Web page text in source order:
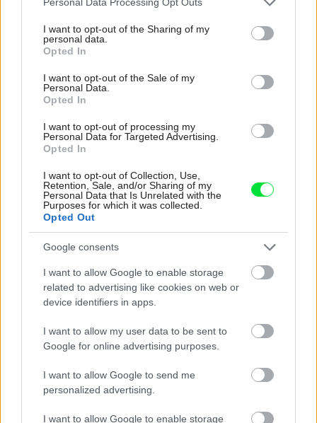
not limited to your visit or usage behaviour. You may click to
grant or deny consent to Google and its third-party tags to
use your data for below specified purposes in below Google
consent section.
I want to opt-out of the Sharing of my
personal data.
Opted In
I want to opt-out of the Sale of my
Personal Data.
Opted In
I want to opt-out of processing my
Personal Data for Targeted Advertising.
Opted In
I want to opt-out of Collection, Use,
Retention, Sale, and/or Sharing of my
Personal Data that Is Unrelated with the
Purposes for which it was collected.
Opted Out
Google consents
I want to allow Google to enable storage
related to advertising like cookies on web or
device identifiers in apps.
I want to allow my user data to be sent to
Google for online advertising purposes.
I want to allow Google to send me
personalized advertising.
I want to allow Google to enable storage
Môj dom 07-08/2026